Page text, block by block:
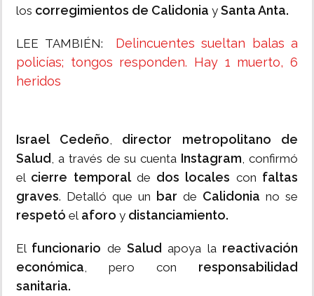
los corregimientos de Calidonia y Santa Anta.
LEE TAMBIÉN:
Delincuentes sueltan balas a
policías; tongos responden. Hay 1 muerto, 6
heridos
Israel Cedeño, director metropolitano de
Salud , a través de su cuenta Instagram, confirmó
el cierre temporalde dos locales con faltas
graves. Detalló que un bar de Calidonia no se
respetó el aforo y distanciamiento.
El funcionario deSaludapoya la reactivación
económica, pero con responsabilidad
sanitaria.